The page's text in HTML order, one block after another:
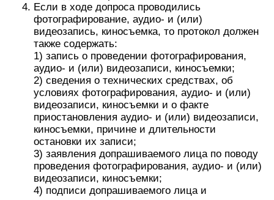
Если в ходе допроса проводились
фотографирование, аудио- и (или)
видеозапись, киносъемка, то протокол должен
также содержать:
1) запись о проведении фотографирования,
аудио- и (или) видеозаписи, киносъемки;
2) сведения о технических средствах, об
условиях фотографирования, аудио- и (или)
видеозаписи, киносъемки и о факте
приостановления аудио- и (или) видеозаписи,
киносъемки, причине и длительности
остановки их записи;
3) заявления допрашиваемого лица по поводу
проведения фотографирования, аудио- и (или)
видеозаписи, киносъемки;
4) подписи допрашиваемого лица и